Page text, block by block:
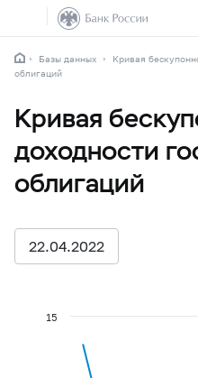
Базы данных
Кривая
облигаций
Кривая
доходности
облигаций
22.04.2022
15